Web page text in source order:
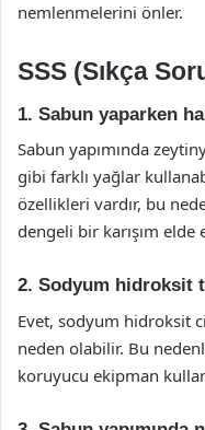
nemlenmelerini önler.
SSS (Sıkça
1. Sabun yaparken
Sabun yapımında
gibi farklı yağlar
özellikleri vardır, bu
dengeli bir karışım elde
2. Sodyum hidroksit
Evet, sodyum hidroksit
neden olabilir. Bu
koruyucu ekipman